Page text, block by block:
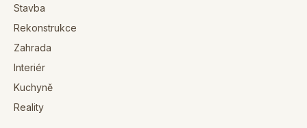
Stavba
Rekonstrukce
Zahrada
Interiér
Kuchyně
Reality